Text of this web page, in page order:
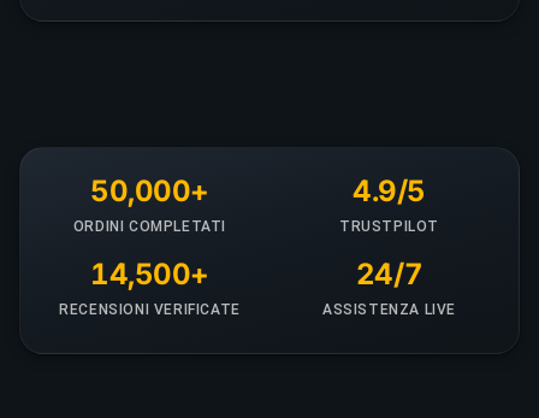
50,000+
ORDINI COMPLETATI
4.9/5
TRUSTPILOT
14,500+
RECENSIONI VERIFICATE
24/7
ASSISTENZA LIVE